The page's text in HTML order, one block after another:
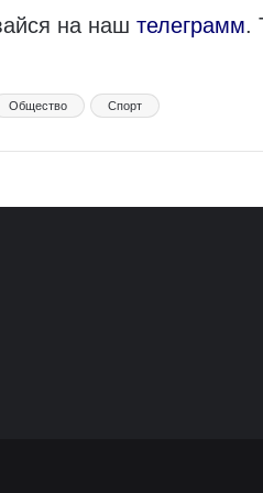
на наш телеграмм.
Общество Спорт